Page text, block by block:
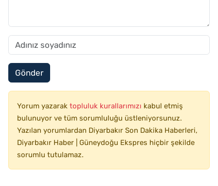
Gönder
Yorum yazarak topluluk kurallarımızı kabul etmiş
bulunuyor ve tüm sorumluluğu üstleniyorsunuz.
Yazılan yorumlardan Diyarbakır Son Dakika Haberleri,
Diyarbakır Haber | Güneydoğu Ekspres hiçbir şekilde
sorumlu tutulamaz.